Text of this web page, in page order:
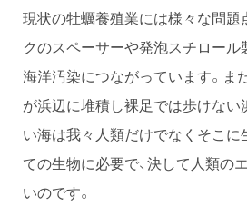
現状の牡蠣養殖業には様々な問題
クのスペーサーや発泡スチロー
海洋汚染につながっています。ま
が浜辺に堆積し裸足では歩けない
い海は我々人類だけでなくそこ
ての生物に必要で、決して人類の
いのです。